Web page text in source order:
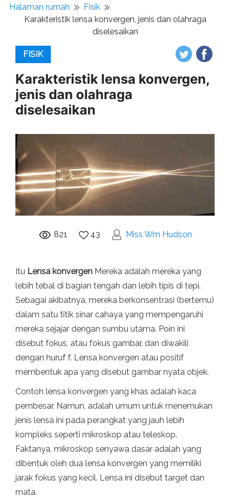
Halaman rumah
Fisik
Karakteristik lensa konvergen, jenis dan olahraga
diselesaikan
FISIK
Karakteristik lensa konvergen,
jenis dan olahraga
diselesaikan
821 43 Miss Wm Hudson
Itu Lensa konvergen Mereka adalah mereka yang
lebih tebal di bagian tengah dan lebih tipis di tepi.
Sebagai akibatnya, mereka berkonsentrasi (bertemu)
dalam satu titik sinar cahaya yang mempengaruhi
mereka sejajar dengan sumbu utama. Poin ini
disebut fokus, atau fokus gambar, dan diwakili
dengan huruf f. Lensa konvergen atau positif
membentuk apa yang disebut gambar nyata objek.
Contoh lensa konvergen yang khas adalah kaca
pembesar. Namun, adalah umum untuk menemukan
jenis lensa ini pada perangkat yang jauh lebih
kompleks seperti mikroskop atau teleskop.
Faktanya, mikroskop senyawa dasar adalah yang
dibentuk oleh dua lensa konvergen yang memiliki
jarak fokus yang kecil. Lensa ini disebut target dan
mata.